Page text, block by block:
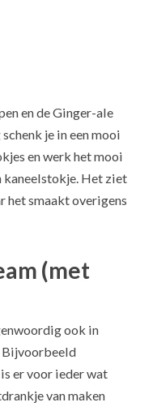
en de Ginger-ale
je in een mooi
en werk het mooi
kaneelstokje. Het ziet
het smaakt overigens
(met
ook in
Bijvoorbeeld
er voor ieder wat
van maken